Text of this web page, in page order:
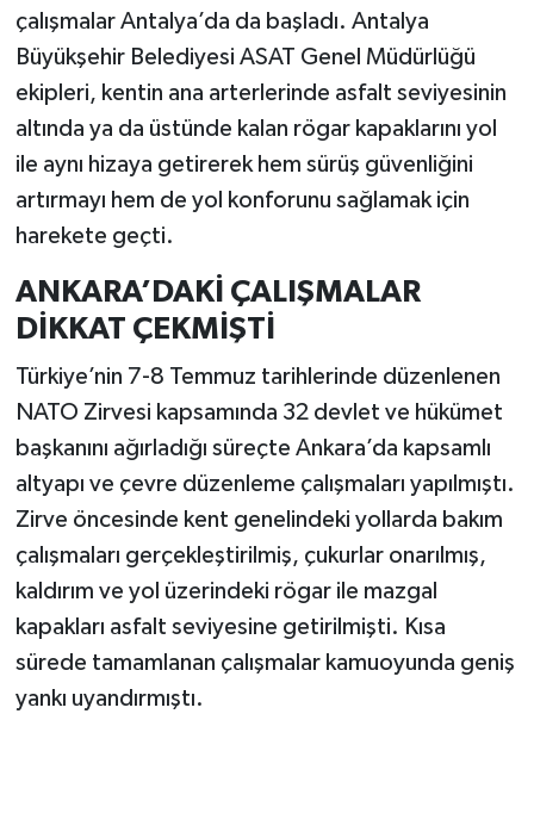
çalışmalar Antalya’da da başladı. Antalya
Büyükşehir Belediyesi ASAT Genel Müdürlüğü
ekipleri, kentin ana arterlerinde asfalt seviyesinin
altında ya da üstünde kalan rögar kapaklarını yol
ile aynı hizaya getirerek hem sürüş güvenliğini
artırmayı hem de yol konforunu sağlamak için
harekete geçti.
ANKARA’DAKİ ÇALIŞMALAR
DİKKAT ÇEKMİŞTİ
Türkiye’nin 7-8 Temmuz tarihlerinde düzenlenen
NATO Zirvesi kapsamında 32 devlet ve hükümet
başkanını ağırladığı süreçte Ankara’da kapsamlı
altyapı ve çevre düzenleme çalışmaları yapılmıştı.
Zirve öncesinde kent genelindeki yollarda bakım
çalışmaları gerçekleştirilmiş, çukurlar onarılmış,
kaldırım ve yol üzerindeki rögar ile mazgal
kapakları asfalt seviyesine getirilmişti. Kısa
sürede tamamlanan çalışmalar kamuoyunda geniş
yankı uyandırmıştı.